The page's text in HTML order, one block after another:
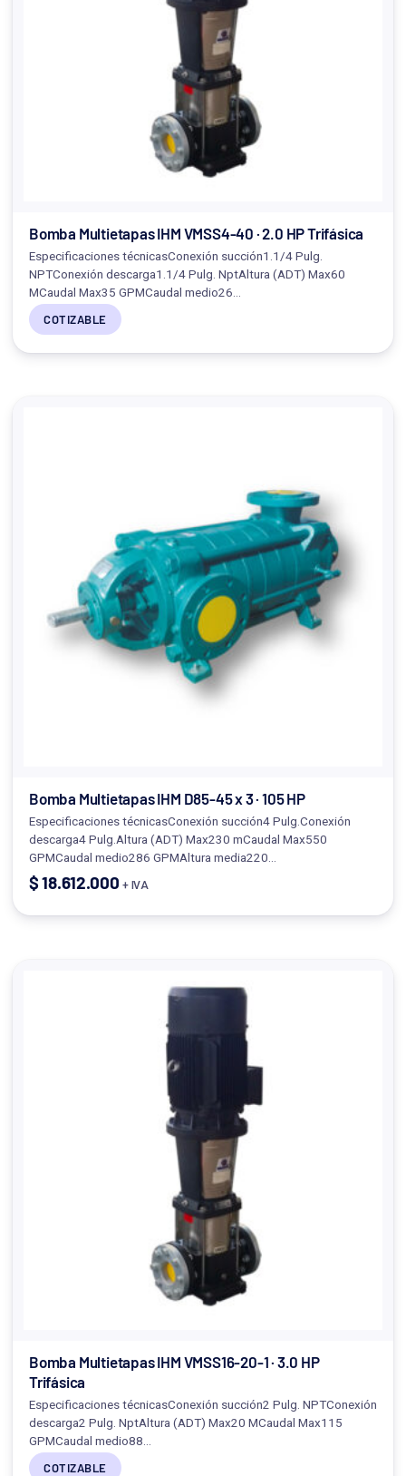
Bomba Multietapas IHM VMSS4-40 · 2.0 HP Trifásica
Especificaciones técnicasConexión succión1.1/4 Pulg.
NPTConexión descarga1.1/4 Pulg. NptAltura (ADT) Max60
MCaudal Max35 GPMCaudal medio26…
COTIZABLE
Bomba Multietapas IHM D85-45 x 3 · 105 HP
Especificaciones técnicasConexión succión4 Pulg.Conexión
descarga4 Pulg.Altura (ADT) Max230 mCaudal Max550
GPMCaudal medio286 GPMAltura media220…
$18.612.000 + IVA
Bomba Multietapas IHM VMSS16-20-1 · 3.0 HP
Trifásica
Especificaciones técnicasConexión succión2 Pulg. NPTConexión
descarga2 Pulg. NptAltura (ADT) Max20 MCaudal Max115
GPMCaudal medio88…
COTIZABLE